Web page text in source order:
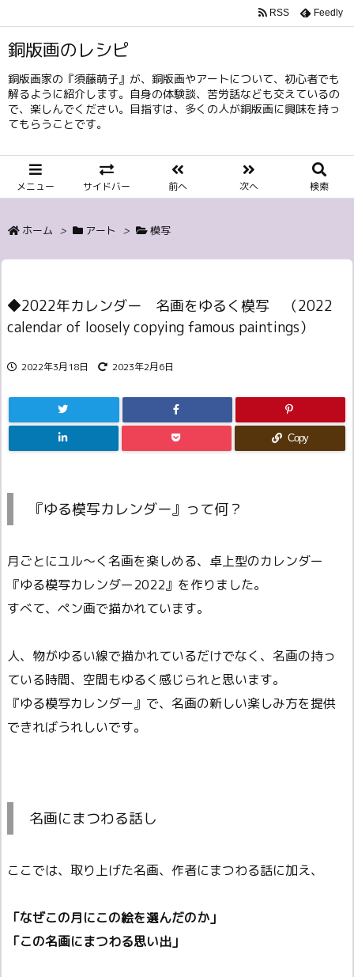
銅版画のレシピ
銅版画家の『須藤萌子』が、銅版画やアートについて、初心者でも
解るように紹介します。自身の体験談、苦労話なども交えているの
で、楽しんでください。目指すは、多くの人が銅版画に興味を持っ
てもらうことです。
メニュー サイドバー 前へ 次へ 検索
RSS Feedly
ホーム > アート > 模写
◆2022年カレンダー 名画をゆるく模写 （2022
calendar of loosely copying famous paintings）
2022年3月18日 2023年2月6日
Copy
『ゆる模写カレンダー』って何？
月ごとにユル～く名画を楽しめる、卓上型のカレンダー
『ゆる模写カレンダー2022』を作りました。
すべて、ペン画で描かれています。
人、物がゆるい線で描かれているだけでなく、名画の持っ
ている時間、空間もゆるく感じられと思います。
『ゆる模写カレンダー』で、名画の新しい楽しみ方を提供
できればうれしいです。
名画にまつわる話し
ここでは、取り上げた名画、作者にまつわる話に加え、
「なぜこの月にこの絵を選んだのか」
「この名画にまつわる思い出」